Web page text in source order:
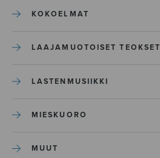
KOKOELMAT
LAAJAMUOTOISET TEOKSET
LASTENMUSIIKKI
MIESKUORO
MUUT